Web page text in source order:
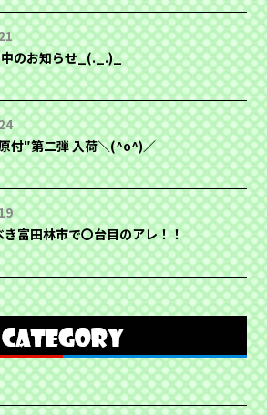
中のお知らせ_(._.)_
付″第二弾 入荷＼(^o^)／
き富田林市で〇台目のアレ！！